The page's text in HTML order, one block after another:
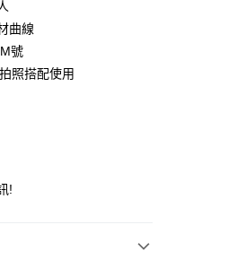
國際商業銀行
商業銀行
商業銀行
國際商業銀行
曲線
號
照搭配使用
!